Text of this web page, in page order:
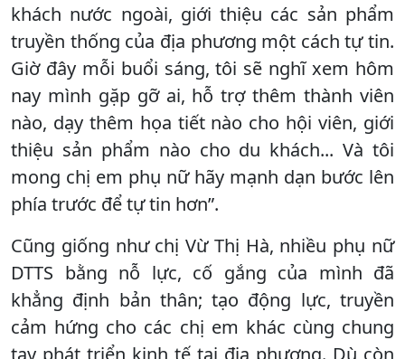
khách nước ngoài, giới thiệu các sản phẩm
truyền thống của địa phương một cách tự tin.
Giờ đây mỗi buổi sáng, tôi sẽ nghĩ xem hôm
nay mình gặp gỡ ai, hỗ trợ thêm thành viên
nào, dạy thêm họa tiết nào cho hội viên, giới
thiệu sản phẩm nào cho du khách... Và tôi
mong chị em phụ nữ hãy mạnh dạn bước lên
phía trước để tự tin hơn”.
Cũng giống như chị Vừ Thị Hà, nhiều phụ nữ
DTTS bằng nỗ lực, cố gắng của mình đã
khẳng định bản thân; tạo động lực, truyền
cảm hứng cho các chị em khác cùng chung
tay phát triển kinh tế tại địa phương. Dù còn